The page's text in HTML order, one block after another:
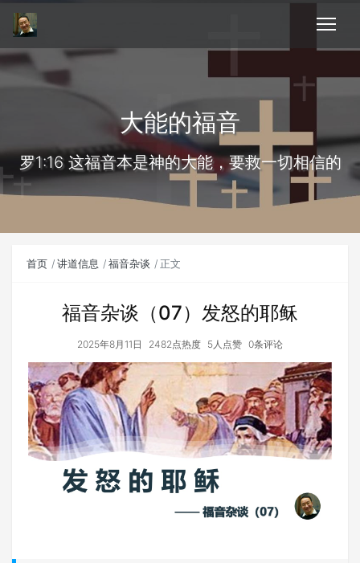
大能的福音
罗1:16 这福音本是神的大能，要救一切相信的
首页 讲道信息 福音杂谈 正文
福音杂谈（07）发怒的耶稣
2025年8月11日 2482点热度 5人点赞 0条评论